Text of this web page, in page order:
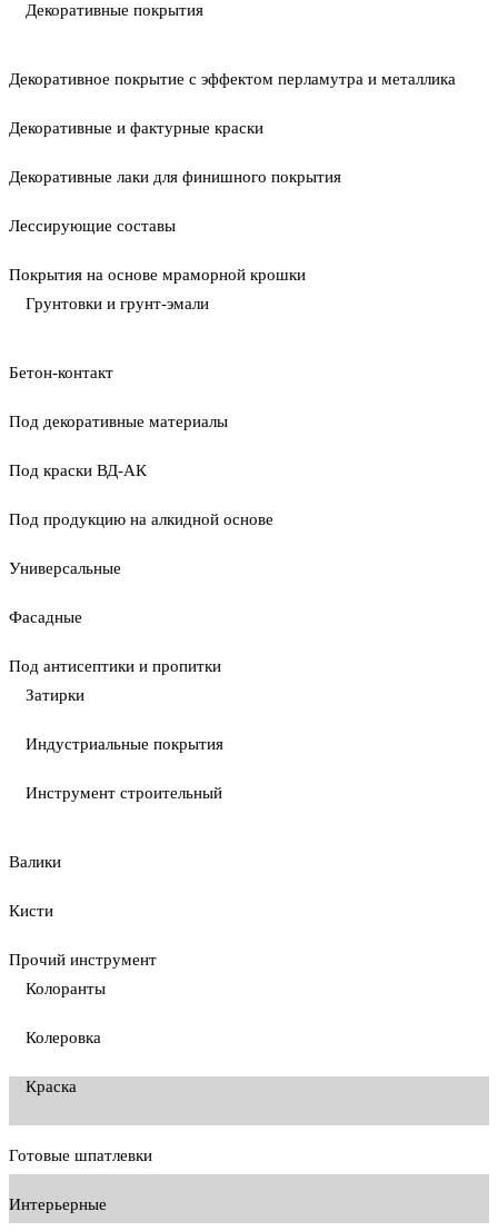
Декоративные покрытия
Декоративное покрытие с эффектом перламутра и металлика
Декоративные и фактурные краски
Декоративные лаки для финишного покрытия
Лессирующие составы
Покрытия на основе мраморной крошки
Грунтовки и грунт-эмали
Бетон-контакт
Под декоративные материалы
Под краски ВД-АК
Под продукцию на алкидной основе
Универсальные
Фасадные
Под антисептики и пропитки
Затирки
Индустриальные покрытия
Инструмент строительный
Валики
Кисти
Прочий инструмент
Колоранты
Колеровка
Краска
Готовые шпатлевки
Интерьерные